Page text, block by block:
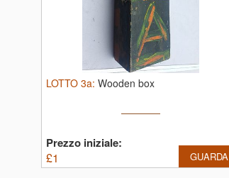
LOTTO 3a: Wooden box
Prezzo iniziale:
£1 GUARDA